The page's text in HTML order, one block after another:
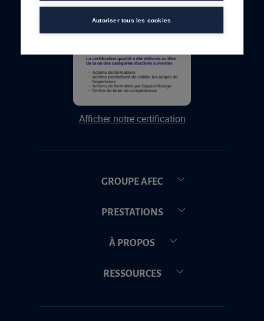
Afficher notre certification
GROUPE AFEC
PRESTATIONS
À PROPOS
RESSOURCES
Autoriser tous les cookies